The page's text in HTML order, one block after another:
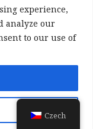
experience,
analyze our
to our use of
project
Ltd.
odpovědnosti za
Czech